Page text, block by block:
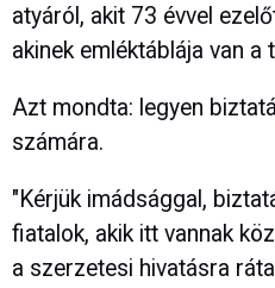
atyáról, akit 73 évvel
akinek emléktáblája van a
Azt mondta: legyen
számára.
"Kérjük imádsággal,
fiatalok, akik itt vannak
a szerzetesi hivatásra